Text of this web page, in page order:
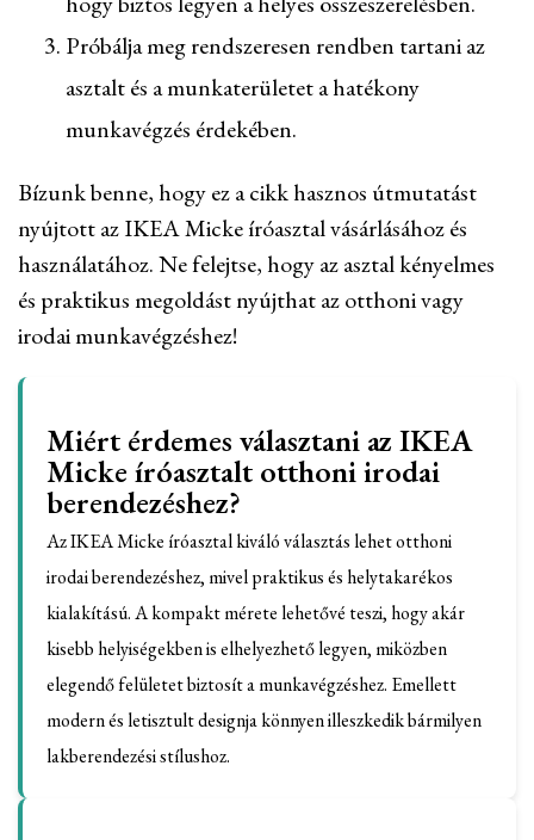
Próbálja meg rendszeresen rendben tartani az
asztalt és a munkaterületet a hatékony
munkavégzés érdekében.
Bízunk benne, hogy ez a cikk hasznos útmutatást
nyújtott az IKEA Micke íróasztal vásárlásához és
használatához. Ne felejtse, hogy az asztal kényelmes
és praktikus megoldást nyújthat az otthoni vagy
irodai munkavégzéshez!
Miért érdemes választani az IKEA
Micke íróasztalt otthoni irodai
berendezéshez?
Az IKEA Micke íróasztal kiváló választás lehet otthoni
irodai berendezéshez, mivel praktikus és helytakarékos
kialakítású. A kompakt mérete lehetővé teszi, hogy akár
kisebb helyiségekben is elhelyezhető legyen, miközben
elegendő felületet biztosít a munkavégzéshez. Emellett
modern és letisztult designja könnyen illeszkedik bármilyen
lakberendezési stílushoz.